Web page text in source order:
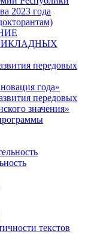
2023 года
передовых
года»
передовых
значения»
текстов